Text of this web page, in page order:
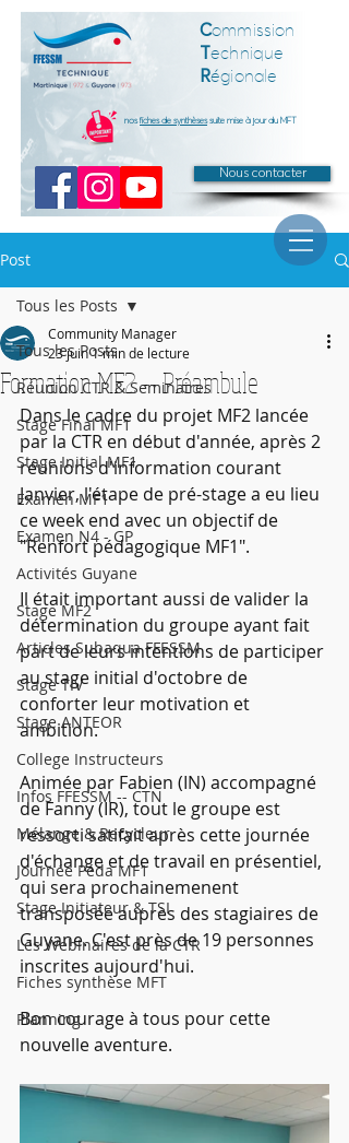
Commission
Technique
Régionale
Nous contacter
nosfiches de synthèsessuite mise à jour du MFT
Post
Tous les Posts
Réunion CTR & Seminaires
Stage Final MF1
Stage Initial MF1
Examen MF1
Examen N4 - GP
Activités Guyane
Stage MF2
Articles Subaqua FFESSM
Stage TIV
Stage ANTEOR
College Instructeurs
Infos FFESSM -- CTN
Mélange & Recycleur
Journée Péda MF1
Stage Initiateur & TSI
Les Webinaires de la CTR
Fiches synthèse MFT
Planning
Tous les Posts
Formation MF2 -- Préambule
Community Manager
23 juin1 min de lecture
Dans le cadre du projet MF2 lancée
par la CTR en début d'année, après 2
réunions d'information courant
Janvier, l'étape de pré-stage a eu lieu
ce week end avec un objectif de
"Renfort pédagogique MF1".
Il était important aussi de valider la
détermination du groupe ayant fait
part de leurs intentions de participer
au stage initial d'octobre de
conforter leur motivation et
ambition.
Animée par Fabien (IN) accompagné
de Fanny (IR), tout le groupe est
ressorti satifait après cette journée
d'échange et de travail en présentiel,
qui sera prochainemenent
transposée auprès des stagiaires de
Guyane. C'est près de 19 personnes
inscrites aujourd'hui.
Bon courage à tous pour cette
nouvelle aventure.